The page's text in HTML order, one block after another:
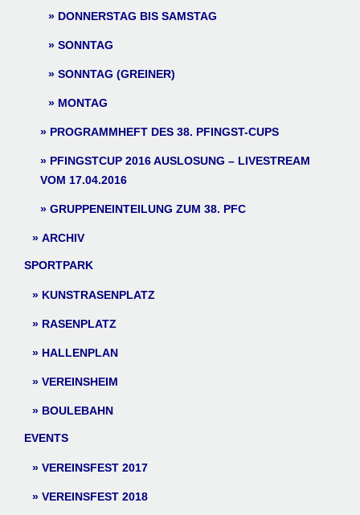
DONNERSTAG BIS SAMSTAG
SONNTAG
SONNTAG (GREINER)
MONTAG
PROGRAMMHEFT DES 38. PFINGST-CUPS
PFINGSTCUP 2016 AUSLOSUNG – LIVESTREAM
VOM 17.04.2016
GRUPPENEINTEILUNG ZUM 38. PFC
ARCHIV
SPORTPARK
KUNSTRASENPLATZ
RASENPLATZ
HALLENPLAN
VEREINSHEIM
BOULEBAHN
EVENTS
VEREINSFEST 2017
VEREINSFEST 2018